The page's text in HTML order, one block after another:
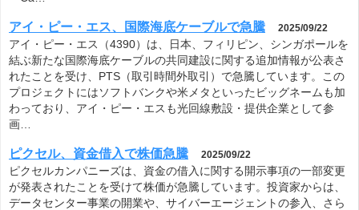
アイ・ピー・エス、国際海底ケーブルで急騰 2025/09/22
アイ・ピー・エス（4390）は、日本、フィリピン、シンガポールを
結ぶ新たな国際海底ケーブルの共同建設に関する追加情報が公表さ
れたことを受け、PTS（取引時間外取引）で急騰しています。この
プロジェクトにはソフトバンクや米メタといったビッグネームも加
わっており、アイ・ピー・エスも光回線敷設・提供企業として参
画…
ピクセル、資金借入で株価急騰 2025/09/22
ピクセルカンパニーズは、資金の借入に関する開示事項の一部変更
が発表されたことを受けて株価が急騰しています。投資家からは、
データセンター事業の開業や、サイバーエージェントの参入、さら